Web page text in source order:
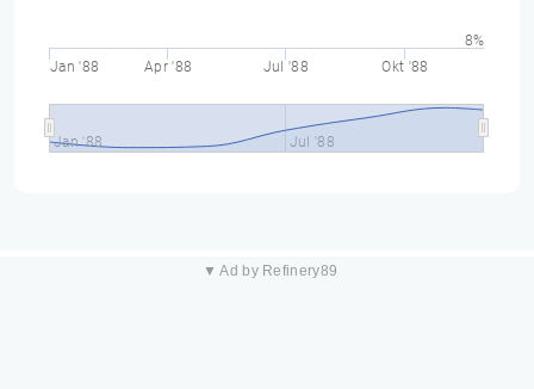
Jan '88 Apr '88 Jul '88 Okt '88
Jan '88 Jul '88
8%
▼ Ad by Refinery89